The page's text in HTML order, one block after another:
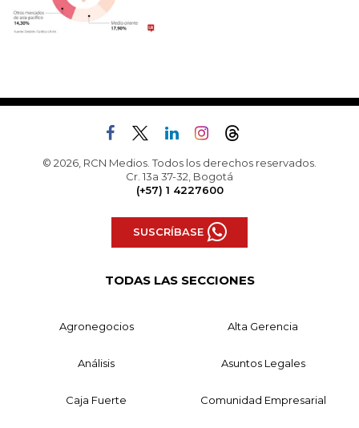
© 2026, RCN Medios. Todos los derechos reservados.
Cr. 13a 37-32, Bogotá
(+57) 1 4227600
SUSCRÍBASE
TODAS LAS SECCIONES
Agronegocios Alta Gerencia
Análisis Asuntos Legales
Caja Fuerte Comunidad Empresarial